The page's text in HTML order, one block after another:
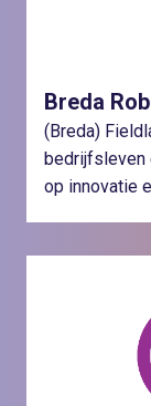
Breda
(Breda)
bedrijfsleven
op innovatie